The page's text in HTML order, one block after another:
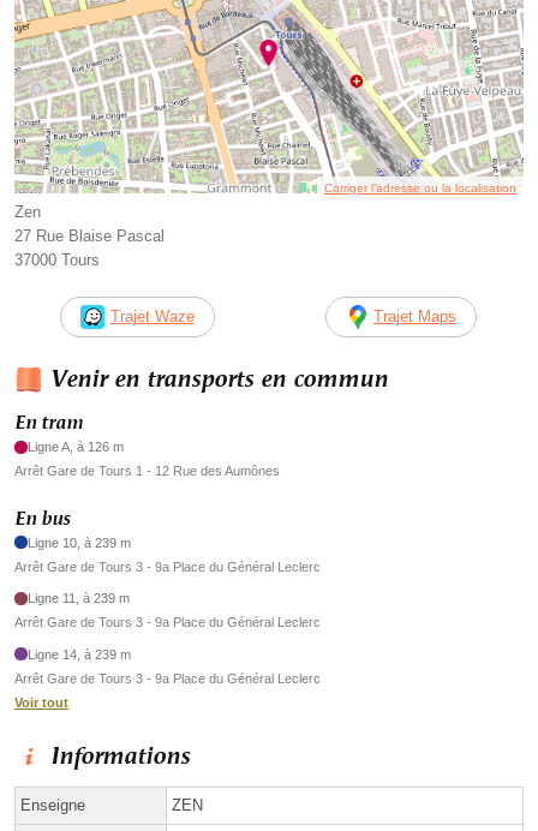
Corriger l’adresse ou la localisation
Zen
27 Rue Blaise Pascal
37000 Tours
Trajet Waze Trajet Maps
Venir en transports en commun
En tram
Ligne A, à 126 m
Arrêt Gare de Tours 1 - 12 Rue des Aumônes
En bus
Ligne 10, à 239 m
Arrêt Gare de Tours 3 - 9a Place du Général Leclerc
Ligne 11, à 239 m
Arrêt Gare de Tours 3 - 9a Place du Général Leclerc
Ligne 14, à 239 m
Arrêt Gare de Tours 3 - 9a Place du Général Leclerc
Voir tout
Informations
Enseigne ZEN